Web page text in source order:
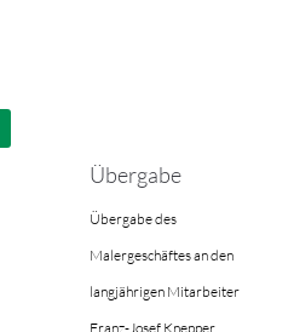
Übergabe
Übergabe des
Malergeschäftes an den
langjährigen Mitarbeiter
Franz-Josef Knepper